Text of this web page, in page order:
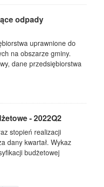
odpady
uprawnione do
na obszarze gminy.
dane przedsiębiorstwa
- 2022Q2
stopień realizacji
dany kwartał. Wykaz
budżetowej